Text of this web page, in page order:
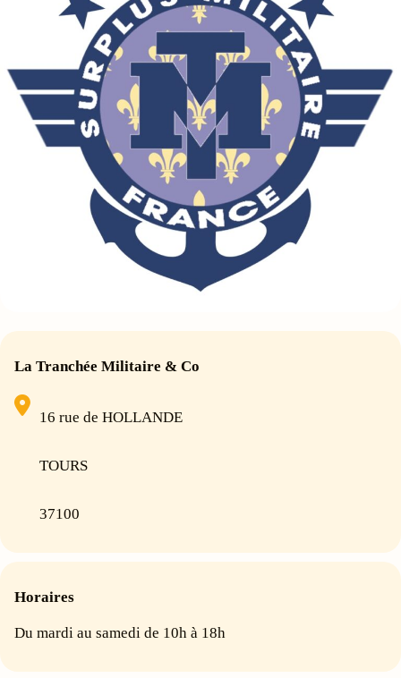
La Tranchée Militaire & Co
16 rue de HOLLANDE
TOURS
37100
Horaires
Du mardi au samedi de 10h à 18h